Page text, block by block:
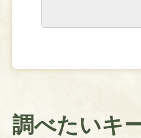
調べたいキ